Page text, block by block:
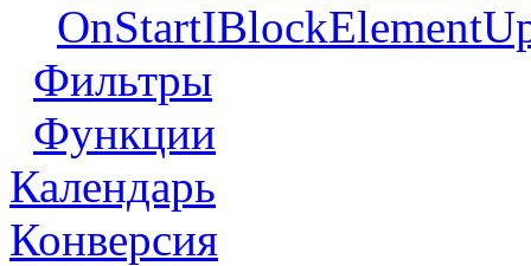
Фильтры
Функции
Календарь
Конверсия